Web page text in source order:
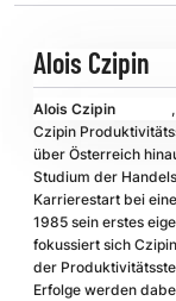
Alois Czipin
Alois Czipin
Czipin
über Österreich
Studium der
Karrierestart bei
1985 sein erstes
fokussiert sich
der
Erfolge werden